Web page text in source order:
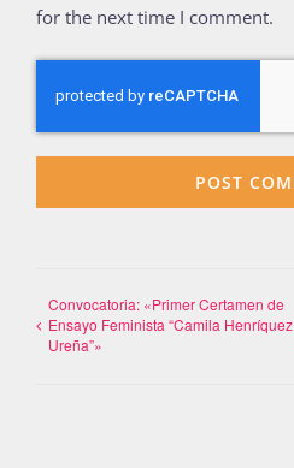
for the next time I comment.
Convocatoria: «Primer Certamen de
Ensayo Feminista “Camila Henríquez
Ureña”»